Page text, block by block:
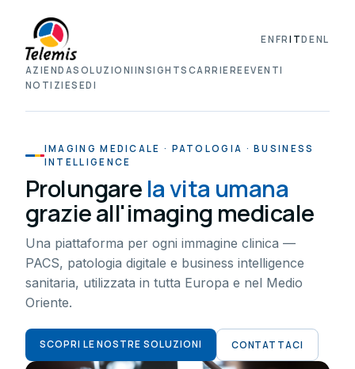
AZIENDASOLUZIONI INSIGHTS CARRIERE EVENTI
NOTIZIESEDI
ENFRITDENL
IMAGING MEDICALE · PATOLOGIA · BUSINESS
INTELLIGENCE
Prolungare la vita umana
grazie all'imaging medicale
Una piattaforma per ogni immagine clinica —
PACS, patologia digitale e business intelligence
sanitaria, utilizzata in tutta Europa e nel Medio
Oriente.
SCOPRI LE NOSTRE SOLUZIONI CONTATTACI